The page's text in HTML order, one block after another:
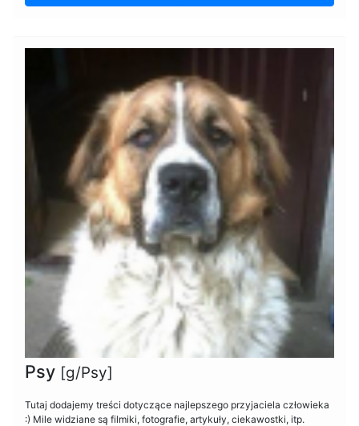
Psy [g/Psy]
Tutaj dodajemy treści dotyczące najlepszego przyjaciela człowieka
:) Mile widziane są filmiki, fotografie, artykuły, ciekawostki, itp.